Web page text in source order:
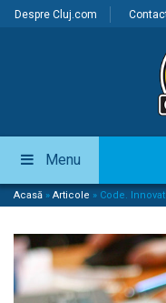
Despre Cluj.com
Menu
Acasă » Articole » Code.